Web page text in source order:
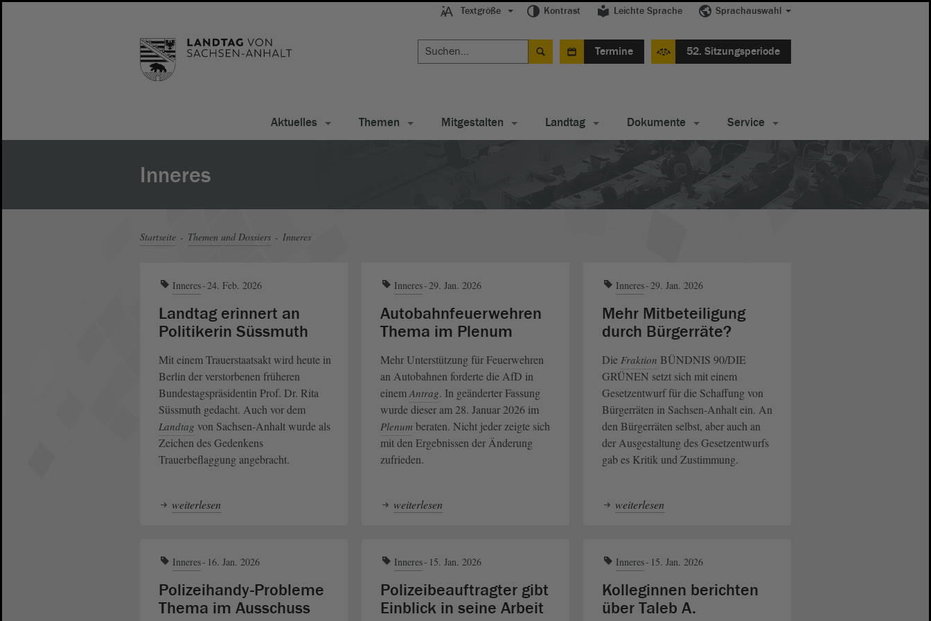
Textgröße Kontrast Leichte Sprache Sprachauswahl
Termine 52. Sitzungsperiode
Aktuelles Themen Mitgestalten Landtag Dokumente Service
Inneres
Startseite Themen und Dossiers Inneres
Inneres 24. Feb. 2026
Landtag erinnert an
Politikerin Süssmuth
Mit einem Trauerstaatsakt wird heute in
Berlin der verstorbenen früheren
Bundestagspräsidentin Prof. Dr. Rita
Süssmuth gedacht. Auch vor dem
Landtag von Sachsen-Anhalt wurde als
Zeichen des Gedenkens
Trauerbeflaggung angebracht.
weiterlesen
Inneres 29. Jan. 2026
Autobahnfeuerwehren
Thema im Plenum
Mehr Unterstützung für Feuerwehren
an Autobahnen forderte die AfD in
einem Antrag. In geänderter Fassung
wurde dieser am 28. Januar 2026 im
Plenum beraten. Nicht jeder zeigte sich
mit den Ergebnissen der Änderung
zufrieden.
weiterlesen
Inneres 29. Jan. 2026
Mehr Mitbeteiligung
durch Bürgerräte?
Die Fraktion BÜNDNIS 90/DIE
GRÜNEN setzt sich mit einem
Gesetzentwurf für die Schaffung von
Bürgerräten in Sachsen-Anhalt ein. An
den Bürgerräten selbst, aber auch an
der Ausgestaltung des Gesetzentwurfs
gab es Kritik und Zustimmung.
weiterlesen
Inneres 16. Jan. 2026
Polizeihandy-Probleme
Thema im Ausschuss
Inneres 15. Jan. 2026
Polizeibeauftragter gibt
Einblick in seine Arbeit
Inneres 15. Jan. 2026
Kolleginnen berichten
über Taleb A.